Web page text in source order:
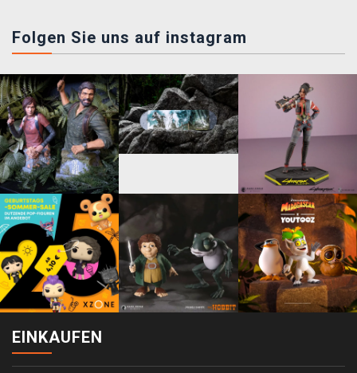
Folgen Sie uns auf instagram
EINKAUFEN